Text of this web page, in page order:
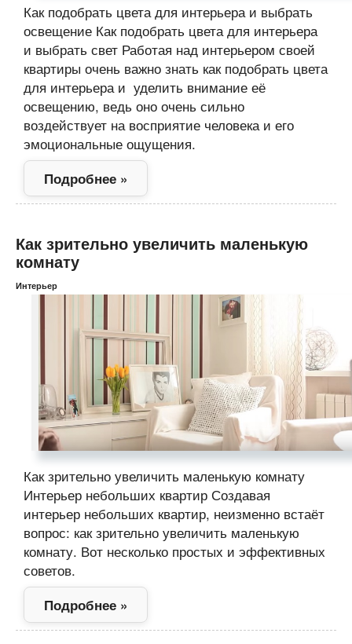
Как подобрать цвета для интерьера и выбрать
освещение Как подобрать цвета для интерьера
и выбрать свет Работая над интерьером своей
квартиры очень важно знать как подобрать цвета
для интерьера и уделить внимание её
освещению, ведь оно очень сильно
воздействует на восприятие человека и его
эмоциональные ощущения.
Подробнее »
Как зрительно увеличить маленькую
комнату
Интерьер
Как зрительно увеличить маленькую комнату
Интерьер небольших квартир Создавая
интерьер небольших квартир, неизменно встаёт
вопрос: как зрительно увеличить маленькую
комнату. Вот несколько простых и эффективных
советов.
Подробнее »